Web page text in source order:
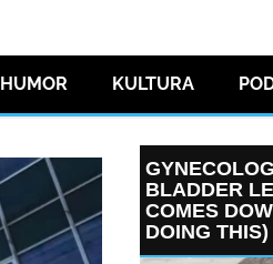
HUMOR KULTURA
BLADDER
COMES
DOING THIS)